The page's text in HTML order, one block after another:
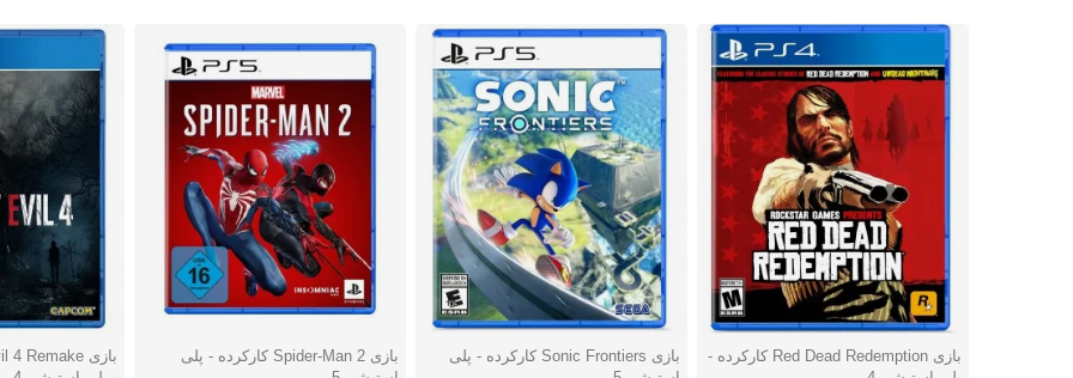
دوست داشتن
بازی Red Dead Redemption کارکرده -
دوست داشتن بازی Sonic Frontiers کارکرده - پلی
دوست داشتنبازی Spider-Man 2 کارکرده - پلی
دوست